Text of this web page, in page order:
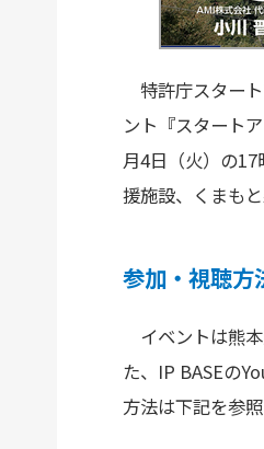
特許庁スター
ント『スタート
月4日（火）の
援施設、くまも
参加・視聴方
イベントは熊
た、IP BASEの
方法は下記を参